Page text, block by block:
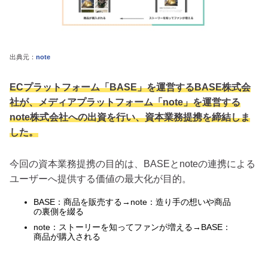
出典元： note
ECプラットフォーム「BASE」を運営するBASE株式会
社が、メディアプラットフォーム「note」を運営する
note株式会社への出資を行い、資本業務提携を締結しま
した。
今回の資本業務提携の目的は、BASEとnoteの連携による
ユーザーへ提供する価値の最大化が目的。
BASE：商品を販売する→note：造り手の想いや商品
の裏側を綴る
note：ストーリーを知ってファンが増える→BASE：
商品が購入される